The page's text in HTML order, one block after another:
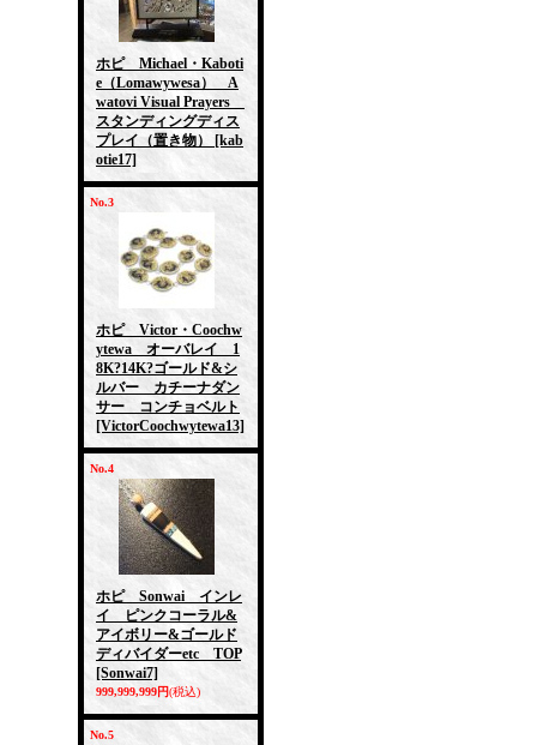
ホピ Michael・Kaboti
e（Lomawywesa） A
watovi Visual Prayers
スタンディングディス
プレイ（置き物）
[kab
otie17]
No.3
ホピ Victor・Coochw
ytewa オーバレイ 1
8K?14K?ゴールド&シ
ルバー カチーナダン
サー コンチョベルト
[VictorCoochwytewa13]
No.4
ホピ Sonwai インレ
イ ピンクコーラル&
アイボリー&ゴールド
ディバイダーetc TOP
[Sonwai7]
999,999,999円(税込)
No.5